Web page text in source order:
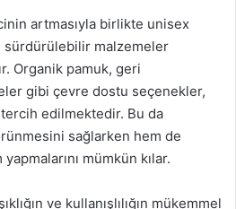
artmasıyla birlikte unisex
sürdürülebilir malzemeler
Organik pamuk, geri
gibi çevre dostu seçenekler,
edilmektedir. Bu da
sağlarken hem de
mümkün kılar.
ve kullanışlılığın mükemmel